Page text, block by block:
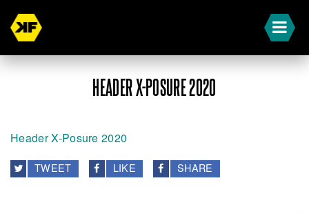
HEADER X-POSURE 2020
Header X-Posure 2020
TWEET LIKE SHARE